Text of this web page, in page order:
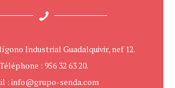
Industrial Guadalquivir, nef 12.
Téléphone : 956 32 63 20.
: info@grupo-senda.com